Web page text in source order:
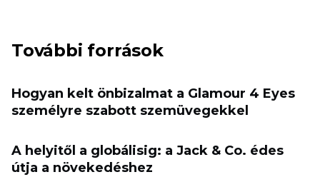
További források
Hogyan kelt önbizalmat a Glamour 4 Eyes
személyre szabott szemüvegekkel
A helyitől a globálisig: a Jack & Co. édes
útja a növekedéshez